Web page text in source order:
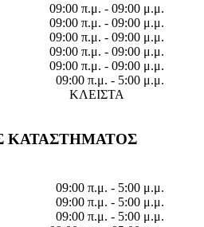
09:00 π.μ. - 09:00 μ.μ.
09:00 π.μ. - 09:00 μ.μ.
09:00 π.μ. - 09:00 μ.μ.
09:00 π.μ. - 09:00 μ.μ.
09:00 π.μ. - 09:00 μ.μ.
09:00 π.μ. - 5:00 μ.μ.
ΚΛΕΙΣΤΑ
ΚΑΤΑΣΤΗΜΑΤΟΣ
09:00 π.μ. - 5:00 μ.μ.
09:00 π.μ. - 5:00 μ.μ.
09:00 π.μ. - 5:00 μ.μ.